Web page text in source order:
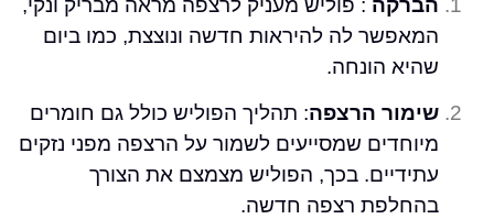
: פוליש מעניק לרצפה מראה מבריק ונקי,
לה להיראות חדשה ונוצצת, כמו ביום
הונחה.
הרצפה: תהליך הפוליש כולל גם חומרים
שמסייעים לשמור על הרצפה מפני נזקים
בכך, הפוליש מצמצם את הצורך
רצפה חדשה.